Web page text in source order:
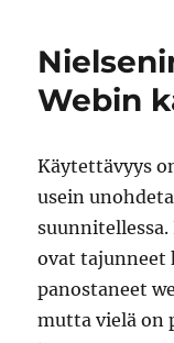
ja
Webin
Käytettävyys
usein
ovat tajunneet
panostaneet
mutta vielä on